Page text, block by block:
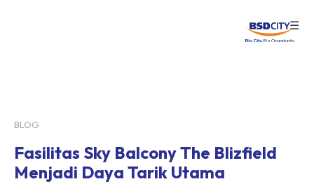
☰
BLOG
Fasilitas Sky Balcony The Blizfield
Menjadi Daya Tarik Utama